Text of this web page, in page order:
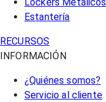
Lockers Metálicos
Estantería
RECURSOS
INFORMACIÓN
¿Quiénes somos?
Servicio al cliente